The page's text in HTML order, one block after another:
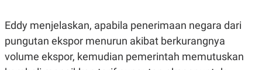
G
A
N
A
N
R
J
A
M
Eddy menjelaskan, apabila penerimaan negara dari
pungutan ekspor menurun akibat berkurangnya
volume ekspor, kemudian pemerintah memutuskan